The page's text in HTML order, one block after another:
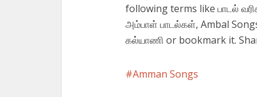
following terms like பாடல்
அம்பாள் பாடல்கள், Ambal
கல்யாணி or bookmark it.
Amman Songs